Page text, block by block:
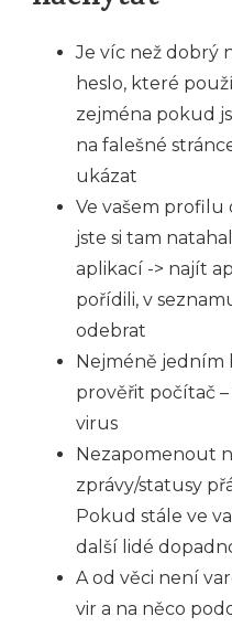
Je víc než dobrý
heslo, které
zejména pokud
na falešné
ukázat
Ve vašem profilu
jste si tam
aplikací -> najít
pořídili, v
odebrat
Nejméně jedním
prověřit počítač
virus
Nezapomenout
zprávy/statusy
Pokud stále ve
další lidé
A od věci není
vir a na něco